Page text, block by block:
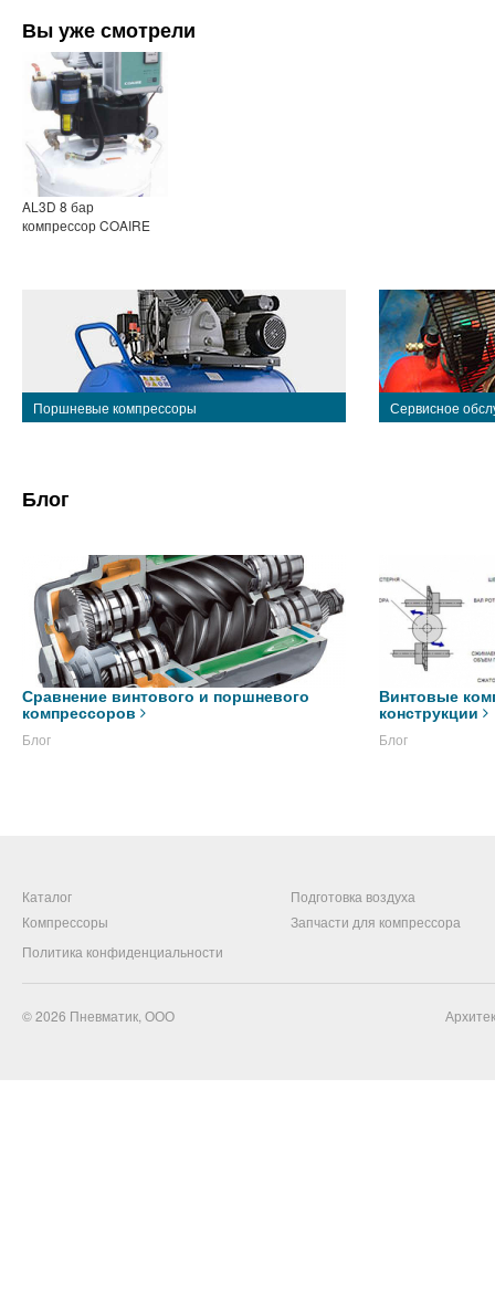
Вы уже смотрели
AL3D 8 бар
компрессор COAIRE
Поршневые компрессоры Сервисное
Блог
Сравнение винтового и поршневого
компрессоров
Блог
Винтовые
конструкции
Блог
Каталог
Компрессоры
Подготовка воздуха
Запчасти для компрессора
Политика конфиденциальности
© 2026 Пневматик, ООО